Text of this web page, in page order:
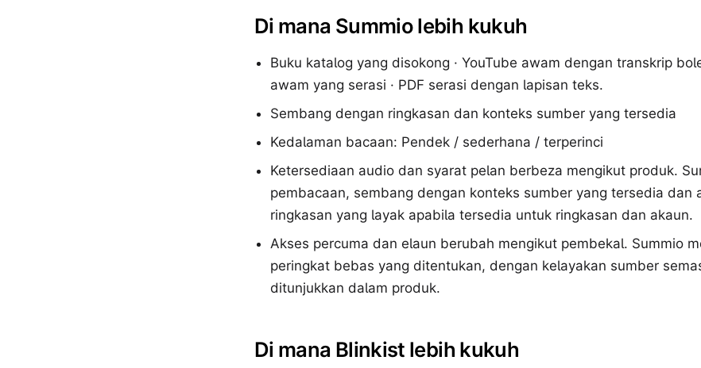
Di mana Summio lebih kukuh
Buku katalog yang disokong · YouTube awam dengan transkrip
awam yang serasi · PDF serasi dengan lapisan teks.
Sembang dengan ringkasan dan konteks sumber yang tersedia
Kedalaman bacaan: Pendek / sederhana / terperinci
Ketersediaan audio dan syarat pelan berbeza mengikut produk.
pembacaan, sembang dengan konteks sumber yang tersedia dan
ringkasan yang layak apabila tersedia untuk ringkasan dan akaun.
Akses percuma dan elaun berubah mengikut pembekal. Summio
peringkat bebas yang ditentukan, dengan kelayakan sumber
ditunjukkan dalam produk.
Di mana Blinkist lebih kukuh